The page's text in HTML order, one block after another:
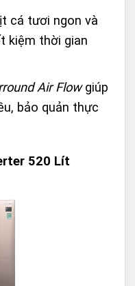
cá tươi ngon và
kiệm thời gian
Air Flowgiúp
bảo quản thực
520 Lít